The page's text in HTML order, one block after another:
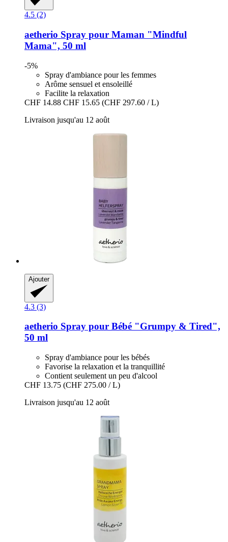
4.5 (2)
aetherio Spray pour Maman "Mindful
Mama", 50 ml
-5%
Spray d'ambiance pour les femmes
Arôme sensuel et ensoleillé
Facilite la relaxation
CHF 14.88 CHF 15.65 (CHF 297.60 / L)
Livraison jusqu'au 12 août
Ajouter
4.3 (3)
aetherio Spray pour Bébé "Grumpy & Tired",
50 ml
Spray d'ambiance pour les bébés
Favorise la relaxation et la tranquillité
Contient seulement un peu d'alcool
CHF 13.75 (CHF 275.00 / L)
Livraison jusqu'au 12 août